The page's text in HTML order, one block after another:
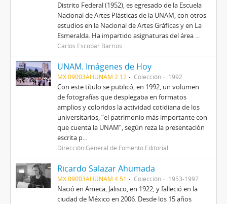
Distrito Federal (1952), es egresado de la Escuela
Nacional de Artes Plásticas de la UNAM, con otros
estudios en la Nacional de Artes Gráficas y en La
Esmeralda. Ha impartido asignaturas del área ...
Carlos Escobar Barrios
UNAM. Imágenes de Hoy
MX 09003AHUNAM 2.12 Colección 1992
Con este título se publicó, en 1992, un volumen
de fotografías que desplegaba en formatos
amplios y coloridos la actividad cotidiana de los
universitarios, “el patrimonio más importante con
que cuenta la UNAM”, según reza la presentación
escrita p...
Dirección General de Fomento Editorial
Ricardo Salazar Ahumada
MX 09003AHUNAM 4.51 Colección 1953-1997
Nació en Ameca, Jalisco, en 1922, y falleció en la
ciudad de México en 2006. Desde los 15 años